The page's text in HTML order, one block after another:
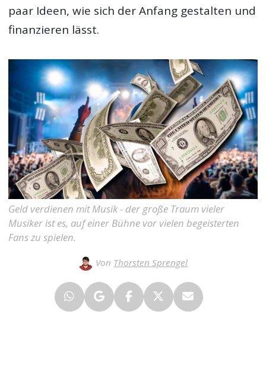
paar Ideen, wie sich der Anfang gestalten und
finanzieren lässt.
Geld verdienen mit Musik - der große Traum vieler
Musiker ist es, auf einer Bühne vor vielen begeisterten
Fans zu spielen.
Von Thorsten Sprengel